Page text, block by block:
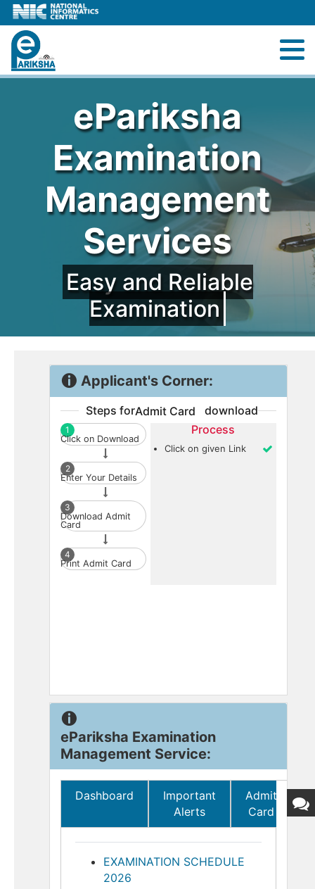
ePariksha
Examination
Management
Services
Easy and Reliable
Examination Se
Applicant's Corner:
Steps for applicant to download Admit Card
1
Click on Download
2
Enter Your Details
3
Download Admit
Card
4
Print Admit Card
Process
Click on given Link
ePariksha Examination
Management Service:
Dashboard
Important
Alerts
Admit
Card
EXAMINATION SCHEDULE
2026